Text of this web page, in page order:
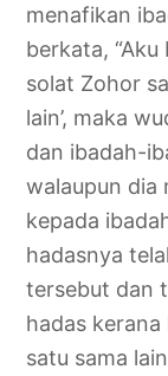
menafikan
berkata,
solat Zohor
lain’, maka
dan ibadah-
walaupun dia
kepada
hadasnya
tersebut dan
hadas
satu sama